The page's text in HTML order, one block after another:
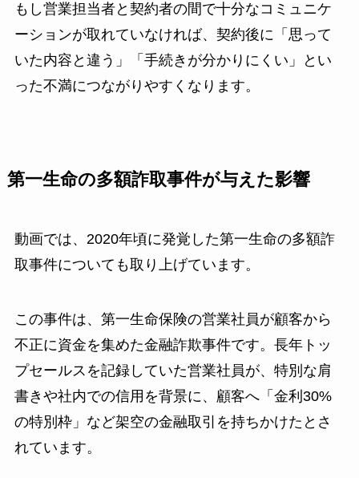
もし営業担当者と契約者の間で十分なコミュニケ
ーションが取れていなければ、契約後に「思って
いた内容と違う」「手続きが分かりにくい」とい
った不満につながりやすくなります。
第一生命の多額詐取事件が与えた影響
動画では、2020年頃に発覚した第一生命の多額詐
取事件についても取り上げています。
この事件は、第一生命保険の営業社員が顧客から
不正に資金を集めた金融詐欺事件です。長年トッ
プセールスを記録していた営業社員が、特別な肩
書きや社内での信用を背景に、顧客へ「金利30%
の特別枠」など架空の金融取引を持ちかけたとさ
れています。